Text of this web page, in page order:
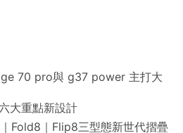
70 pro與 g37 power 主打大
大重點新設計
Fold8｜Flip8三型態新世代摺疊